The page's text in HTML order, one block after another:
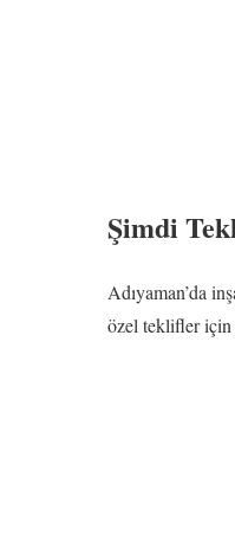
Şimdi
Adıyaman’da
özel teklifler için